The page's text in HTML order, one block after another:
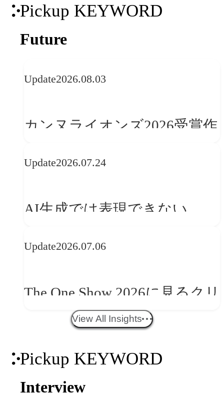
Pickup KEYWORD
Future
Update2026.08.03
カンヌライオンズ2026受賞作
──「優れたブランド体験」
か
Update2026.07.24
AI生成では表現できない
望
Update2026.07.06
The One Show 2026に見るクリ
エイティブトレンド──社会
「体験」へ変える
View All Insights
Pickup KEYWORD
Interview